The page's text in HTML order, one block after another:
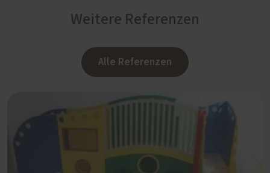
Weitere Referenzen
Alle Referenzen